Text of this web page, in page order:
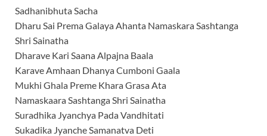
Sadhanibhuta Sacha
Dharu Sai Prema Galaya Ahanta Namaskara Sashtanga
Shri Sainatha
Dharave Kari Saana Alpajna Baala
Karave Amhaan Dhanya Cumboni Gaala
Mukhi Ghala Preme Khara Grasa Ata
Namaskaara Sashtanga Shri Sainatha
Suradhika Jyanchya Pada Vandhitati
Sukadika Jyanche Samanatva Deti